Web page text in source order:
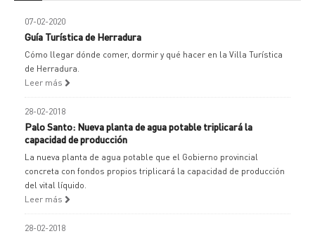
07-02-2020
Guía Turística de Herradura
Cómo llegar dónde comer, dormir y qué hacer en la Villa Turística
de Herradura.
Leer más
28-02-2018
Palo Santo: Nueva planta de agua potable triplicará la
capacidad de producción
La nueva planta de agua potable que el Gobierno provincial
concreta con fondos propios triplicará la capacidad de producción
del vital líquido.
Leer más
28-02-2018